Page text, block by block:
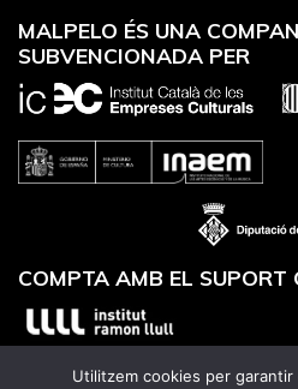
MALPELO ÉS UNA
SUBVENCIONADA PER
COMPTA AMB EL SUPORT
Utilitzem cookies per